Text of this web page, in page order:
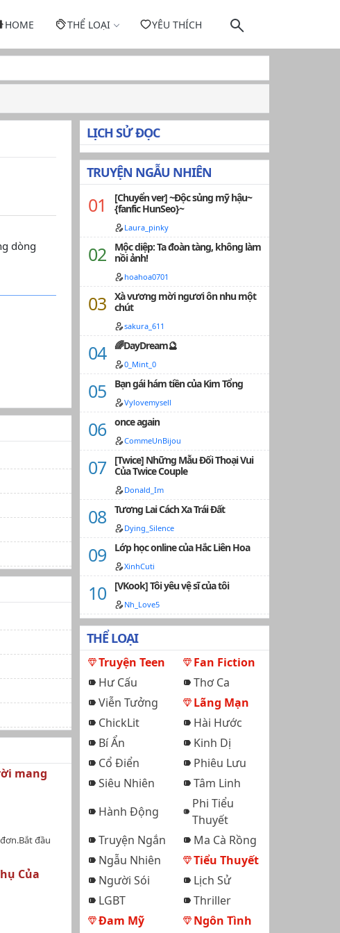
HOME THỂ LOẠI YÊU THÍCH
dòng
mang
đầu
Của
LỊCH SỬ ĐỌC
TRUYỆN NGẪU NHIÊN
[Chuyển ver] ~Độc sủng mỹ hậu~
{fanfic HunSeo}~
Laura_pinky
Mộc diệp: Ta đoàn tàng, không làm
nồi ảnh!
hoahoa0701
Xà vương mời ngươi ôn nhu một
chút
sakura_611
🌈DayDream🔮
0_Mint_0
Bạn gái hám tiền của Kim Tổng
Vylovemysell
once again
CommeUnBijou
[Twice] Những Mẫu Đối Thoại Vui
Của Twice Couple
Donald_Im
Tương Lai Cách Xa Trái Đất
Dying_Silence
Lớp học online của Hắc Liên Hoa
XinhCuti
[VKook] Tôi yêu vệ sĩ của tôi
Nh_Love5
THỂ LOẠI
Truyện Teen
Fan Fiction
Hư Cấu
Thơ Ca
Viễn Tưởng
Lãng Mạn
ChickLit
Hài Hước
Bí Ẩn
Kinh Dị
Cổ Điển
Phiêu Lưu
Siêu Nhiên
Tâm Linh
Hành Động
Phi Tiểu
Thuyết
Truyện Ngắn
Ma Cà Rồng
Ngẫu Nhiên
Tiểu Thuyết
Người Sói
Lịch Sử
LGBT
Thriller
Đam Mỹ
Ngôn Tình